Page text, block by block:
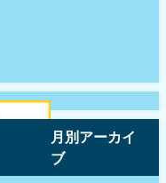
月別アーカイ
ブ